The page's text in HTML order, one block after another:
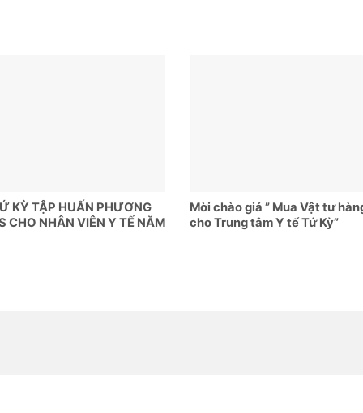
KỲ TẬP HUẤN PHƯƠNG
CHO NHÂN VIÊN Y TẾ NĂM
Mời chào giá ” Mua Vật tư
cho Trung tâm Y tế Tứ Kỳ”